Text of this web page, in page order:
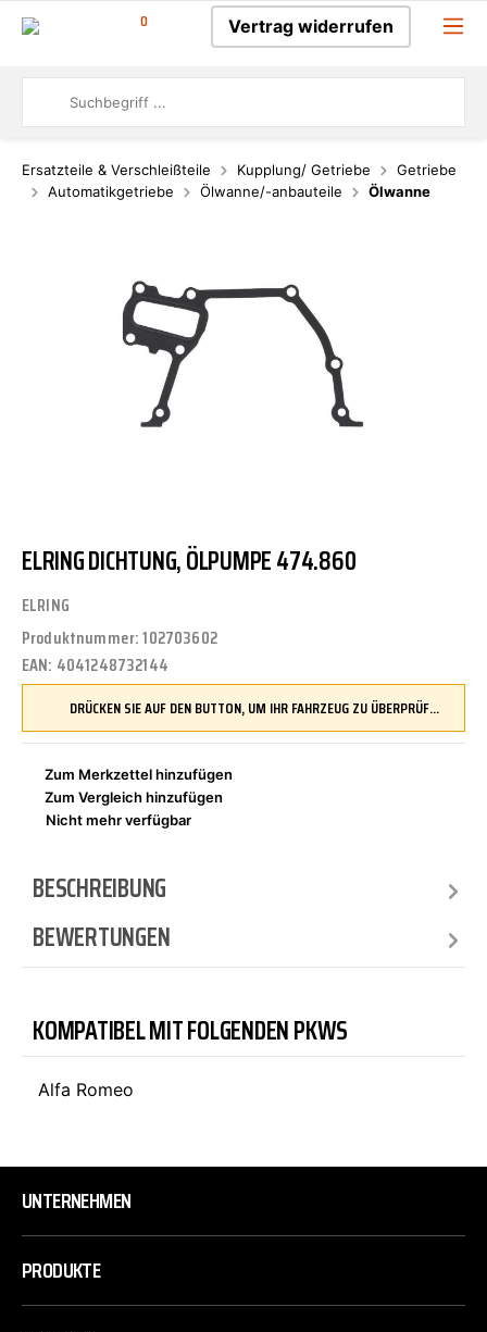
0 Vertrag widerrufen
Ersatzteile & Verschleißteile Kupplung/ Getriebe
Getriebe
Automatikgetriebe
Ölwanne/-anbauteile Ölwanne
ELRING DICHTUNG, ÖLPUMPE 474.860
ELRING
Produktnummer:102703602
EAN: 4041248732144
DRÜCKEN SIE AUF DEN BUTTON, UM IHR FAHRZEUG ZU ÜBERPRÜFEN UND SICHERZUSTELLEN, DASS DIESES TEIL KOMPATIBEL IST, BEVOR SIE ES BESTELLEN
Zum Merkzettel hinzufügen
Zum Vergleich hinzufügen
Nicht mehr verfügbar
BESCHREIBUNG
BEWERTUNGEN
KOMPATIBEL MIT FOLGENDEN PKWS
Alfa Romeo
UNTERNEHMEN
PRODUKTE